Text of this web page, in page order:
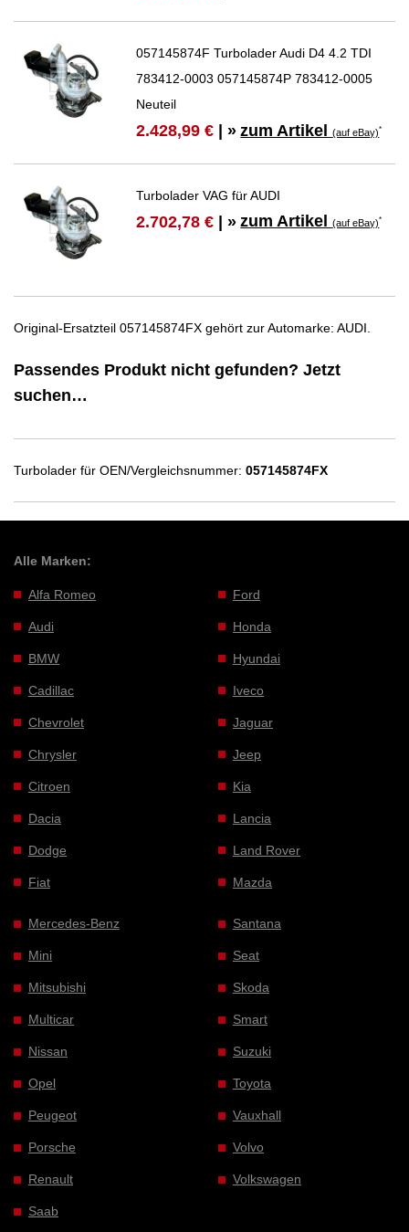
057145874F Turbolader Audi D4 4.2 TDI
783412-0003 057145874P 783412-0005
Neuteil
2.428,99 € | » zum Artikel(auf eBay)*
Turbolader VAG für AUDI
2.702,78 € | » zum Artikel(auf eBay)*
Original-Ersatzteil 057145874FX gehört zur Automarke: AUDI.
Passendes Produkt nicht gefunden? Jetzt
suchen…
Turbolader für OEN/Vergleichsnummer: 057145874FX
Alle Marken:
Alfa Romeo
Audi
BMW
Cadillac
Chevrolet
Chrysler
Citroen
Dacia
Dodge
Fiat
Ford
Honda
Hyundai
Iveco
Jaguar
Jeep
Kia
Lancia
Land Rover
Mazda
Mercedes-Benz
Mini
Mitsubishi
Multicar
Nissan
Opel
Peugeot
Porsche
Renault
Saab
Santana
Seat
Skoda
Smart
Suzuki
Toyota
Vauxhall
Volvo
Volkswagen